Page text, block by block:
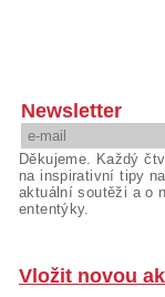
Newsletter
Děkujeme. Každý
na inspirativní tipy
aktuální soutěži a o
ententýky.
Vložit novou